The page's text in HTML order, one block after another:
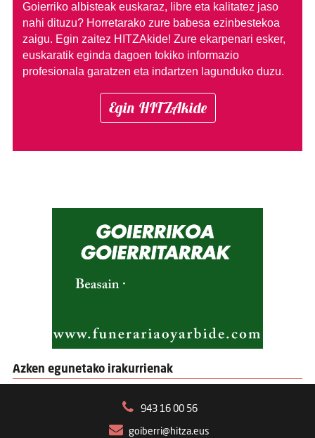
Goierriko albisteak euskaraz, libre eta kalitatez jaso
nahi dituzu? Horretarako zure babesa ezinbestekoa
zaigu. Egin zaitez HITZAkide! Zure ekarpenari esker,
euskaratik eginda dagoen tokiko informazio
profesionala garatzen eta indartzen lagunduko duzu.
Egin HITZAkide
Azken egunetako irakurrienak
943 16 00 56
goiberri@hitza.eus